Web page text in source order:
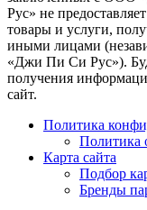
Рус» не
товары и услуги,
иными лицами
«Джи Пи Си Рус»).
получения
сайт.
Политика
Политика
Карта сайта
Подбор
Бренды